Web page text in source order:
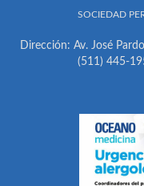
SOCIEDAD
Dirección: Av. José
(511) 445-